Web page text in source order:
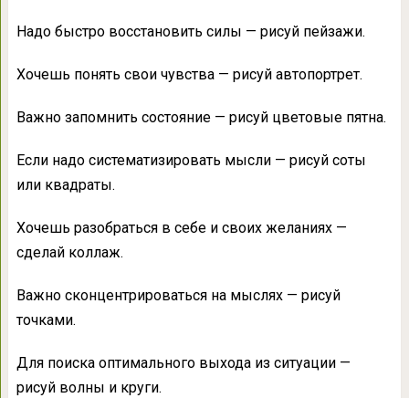
Надо быстро восстановить силы — рисуй пейзажи.
Хочешь понять свои чувства — рисуй автопортрет.
Важно запомнить состояние — рисуй цветовые пятна.
Если надо систематизировать мысли — рисуй соты
или квадраты.
Хочешь разобраться в себе и своих желаниях —
сделай коллаж.
Важно сконцентрироваться на мыслях — рисуй
точками.
Для поиска оптимального выхода из ситуации —
рисуй волны и круги.